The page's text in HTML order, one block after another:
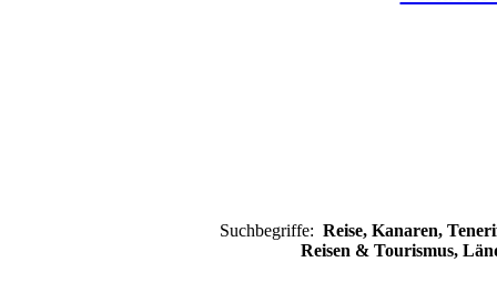
Suchbegriffe: Reise, Kanaren,
Reisen & Tourismus,